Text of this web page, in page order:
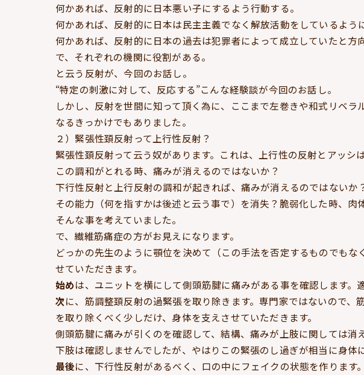
何かあれば、反射的に日本悪い子にするよう行動する。
何かあれば、反射的に日本は民主主義でなく解放活動をしているよう
何かあれば、反射的に日本の過去は犯罪者によって成立していたと方
で、それぞれの機関に役割がある。
と云う反射が、今回のお話し。
“特定の刺激に対して、反応する”こんな経験談が今回のお話し。
しかし、反射を世間に知って頂く為に、ここまで左巻きや和式リベ
なるきっかけでもありました。
２）緊張性頚反射って上行性反射？
緊張性頚反射って云う奴があります。これは、上行性の反射とアッシ
この調和がとれる時、痛みが消えるのではないか？
下行性反射と上行反射の調和が起きれば、痛みが消えるのではないか
その能力（何を指すかは後述と云う事で）を消失？脆弱化した時、肉
そんな事を考えていました。
で、繊維筋痛症の方がお見えになります。
どっかの先生のように顎位を決めて（この手法を否定するものでも
せていただきます。
始めは、ユニットを横にして側頭筋腱に痛みがある事を確認します。
次に、筋調整頚反射の過緊張を取り除きます。専門家ではないので
を取り除くべく少しだけ、身体を支えさせていただきます。
側頭筋腱に痛みが引くのを確認して、結構、痛みが上肢に関しては消え
下肢は確認しませんでしたが、やはりこの緊張のし過ぎが相当に身体
最後に、下行性反射があるべく、口の中にフェイクの状態を作りま